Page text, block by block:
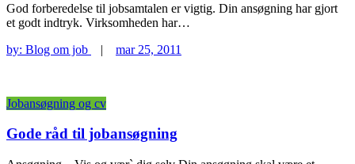
God forberedelse til jobsamtalen er vigtig. Din ansøgning har gjort
et godt indtryk. Virksomheden har…
by: Blog om job | mar 25, 2011
Jobansøgning og cv
Gode råd til jobansøgning